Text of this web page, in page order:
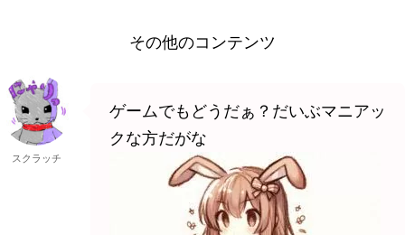
その他のコンテンツ
スクラッチ
ゲームでもどうだぁ？だいぶマニアッ
クな方だがな